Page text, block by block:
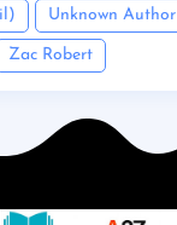
Unknown Author
Zac Robert